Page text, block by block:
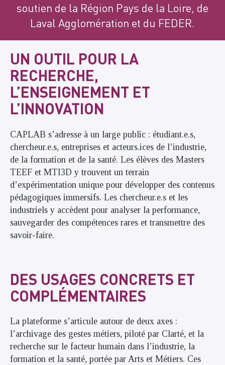
soutien de la Région Pays de la Loire, de
Laval Agglomération et du FEDER.
UN OUTIL POUR LA
RECHERCHE,
L’ENSEIGNEMENT ET
L’INNOVATION
CAPLAB s’adresse à un large public : étudiant.e.s,
chercheur.e.s, entreprises et acteurs.ices de l’industrie,
de la formation et de la santé. Les élèves des Masters
TEEF et MTI3D y trouvent un terrain
d’expérimentation unique pour développer des contenus
pédagogiques immersifs. Les chercheur.e.s et les
industriels y accèdent pour analyser la performance,
sauvegarder des compétences rares et transmettre des
savoir-faire.
DES USAGES CONCRETS ET
COMPLÉMENTAIRES
La plateforme s’articule autour de deux axes :
l’archivage des gestes métiers, piloté par Clarté, et la
recherche sur le facteur humain dans l’industrie, la
formation et la santé, portée par Arts et Métiers. Ces